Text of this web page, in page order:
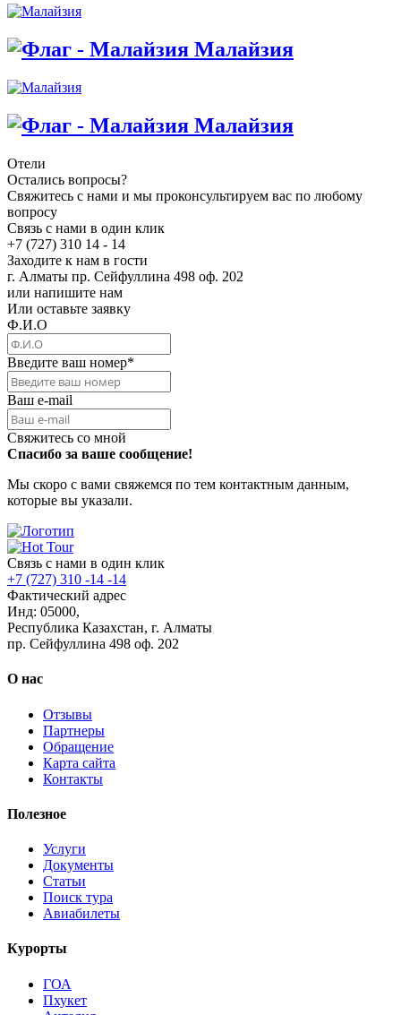
Малайзия
Малайзия
Отели
Остались вопросы?
Свяжитесь с нами и мы проконсультируем вас по любому
вопросу
Связь с нами в один клик
+7 (727) 310 14 - 14
Заходите к нам в гости
г. Алматы пр. Сейфуллина 498 оф. 202
или напишите нам
Или оставьте заявку
Ф.И.О
Введите ваш номер*
Ваш e-mail
Свяжитесь со мной
Спасибо за ваше сообщение!
Мы скоро с вами свяжемся по тем контактным данным,
которые вы указали.
Связь с нами в один клик
+7 (727) 310 -14 -14
Фактический адрес
Инд: 05000,
Республика Казахстан, г. Алматы
пр. Сейфуллина 498 оф. 202
О нас
Отзывы
Партнеры
Обращение
Карта сайта
Контакты
Полезное
Услуги
Документы
Статьи
Поиск тура
Авиабилеты
Курорты
ГОА
Пхукет